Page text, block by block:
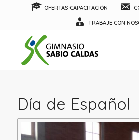
OFERTAS CAPACITACIÓN
TRABAJE CON
Día de Español